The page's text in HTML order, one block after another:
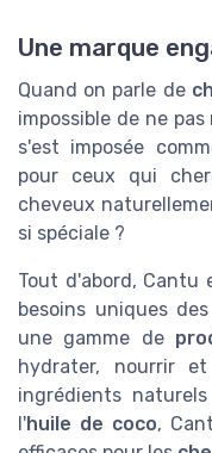
Une marque
Quand on parle de
impossible de ne
s'est imposée
pour ceux qui
cheveux
si spéciale ?
Tout d'abord, Cantu
besoins uniques des
une gamme de
hydrater, nourrir
ingrédients
l'huile de coco,